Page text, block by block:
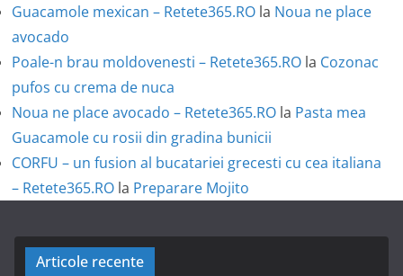
Guacamole mexican – Retete365.RO la Noua ne place
avocado
Poale-n brau moldovenesti – Retete365.RO la Cozonac
pufos cu crema de nuca
Noua ne place avocado – Retete365.RO la Pasta mea
Guacamole cu rosii din gradina bunicii
CORFU – un fusion al bucatariei grecesti cu cea italiana
– Retete365.RO la Preparare Mojito
Articole recente